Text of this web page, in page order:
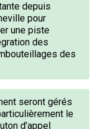
depuis
pour
une piste
des
des
seront gérés
le
d’appel